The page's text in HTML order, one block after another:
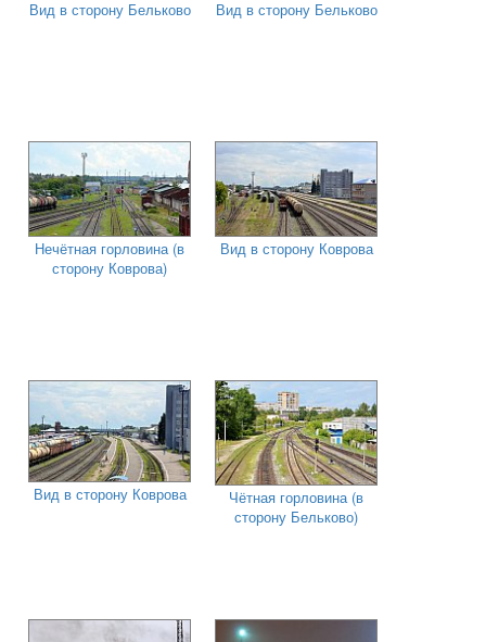
Вид в сторону Бельково Вид в сторону Бельково
Нечётная горловина (в
сторону Коврова)
Вид в сторону Коврова
Вид в сторону Коврова
Чётная горловина (в
сторону Бельково)